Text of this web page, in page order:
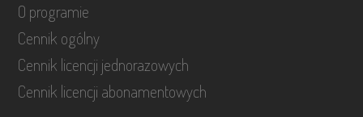
O programie
Cennik ogólny
Cennik licencji jednorazowych
Cennik licencji abonamentowych